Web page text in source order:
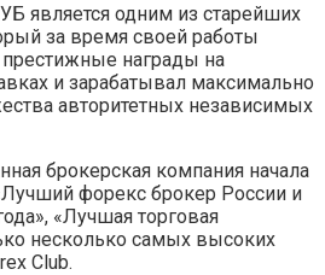
является одним из старейших
за время своей работы
престижные награды на
и зарабатывал максимально
авторитетных независимых
брокерская компания начала
форекс брокер России и
«Лучшая торговая
несколько самых высоких
Club.